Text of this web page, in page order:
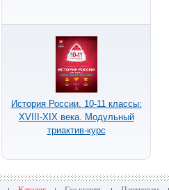
История России. 10-11 классы:
XVIII-XIX века. Модульный
триактив-курс